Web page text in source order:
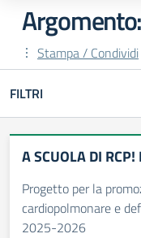
Stampa / Condividi
FILTRI
A SCUOLA DI
Progetto per la
cardiopolmonare e
2025-2026